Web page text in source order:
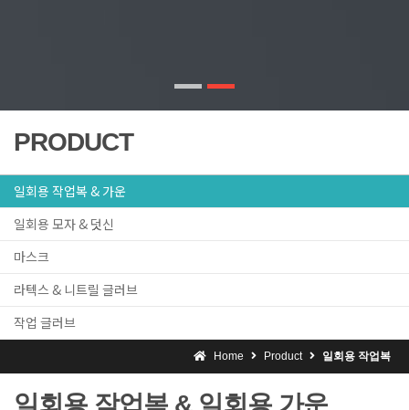
PRODUCT
일회용 작업복 & 가운
일회용 모자 & 덧신
마스크
라텍스 & 니트릴 글러브
작업 글러브
Home Product 일회용 작업복
일회용 작업복 & 일회용 가운